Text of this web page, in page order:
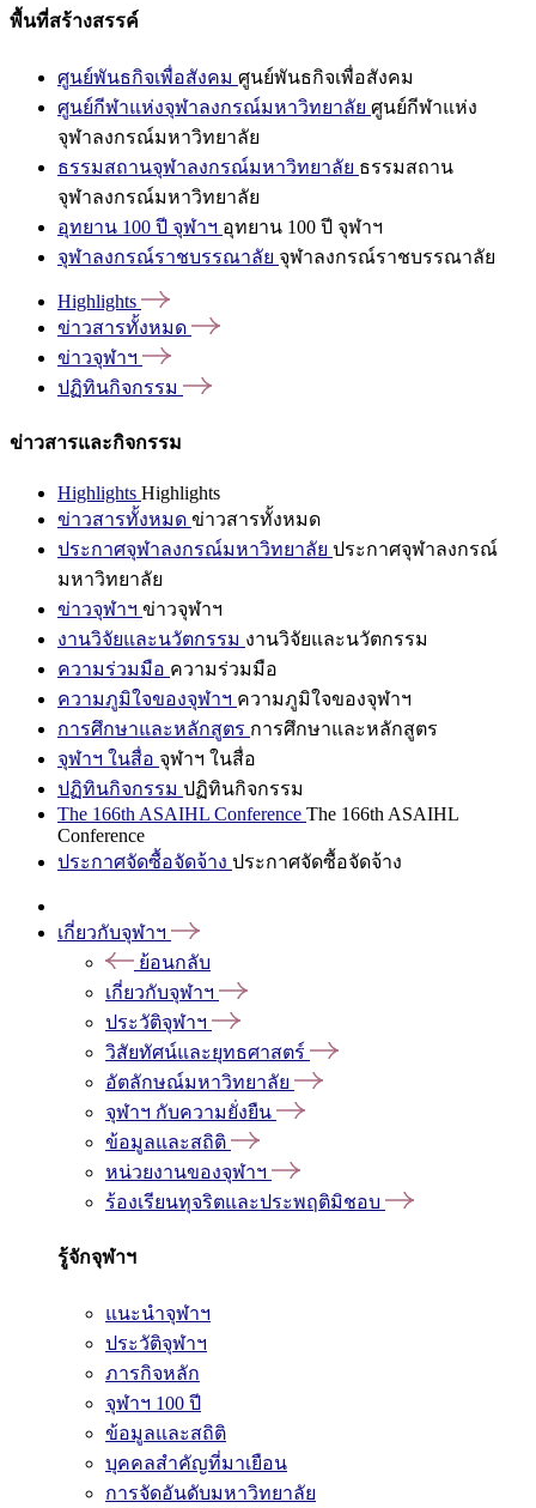
พื้นที่สร้างสรรค์
ศูนย์พันธกิจเพื่อสังคม ศูนย์พันธกิจเพื่อสังคม
ศูนย์กีฬาแห่งจุฬาลงกรณ์มหาวิทยาลัย ศูนย์กีฬาแห่ง
จุฬาลงกรณ์มหาวิทยาลัย
ธรรมสถานจุฬาลงกรณ์มหาวิทยาลัย ธรรมสถาน
จุฬาลงกรณ์มหาวิทยาลัย
อุทยาน 100 ปี จุฬาฯ อุทยาน 100 ปี จุฬาฯ
จุฬาลงกรณ์ราชบรรณาลัย จุฬาลงกรณ์ราชบรรณาลัย
Highlights
ข่าวสารทั้งหมด
ข่าวจุฬาฯ
ปฏิทินกิจกรรม
ข่าวสารและกิจกรรม
Highlights Highlights
ข่าวสารทั้งหมด ข่าวสารทั้งหมด
ประกาศจุฬาลงกรณ์มหาวิทยาลัย ประกาศจุฬาลงกรณ์
มหาวิทยาลัย
ข่าวจุฬาฯ ข่าวจุฬาฯ
งานวิจัยและนวัตกรรม งานวิจัยและนวัตกรรม
ความร่วมมือ ความร่วมมือ
ความภูมิใจของจุฬาฯ ความภูมิใจของจุฬาฯ
การศึกษาและหลักสูตร การศึกษาและหลักสูตร
จุฬาฯ ในสื่อ จุฬาฯ ในสื่อ
ปฏิทินกิจกรรม ปฏิทินกิจกรรม
The 166th ASAIHL Conference The 166th ASAIHL
Conference
ประกาศจัดซื้อจัดจ้าง ประกาศจัดซื้อจัดจ้าง
เกี่ยวกับจุฬาฯ
ย้อนกลับ
เกี่ยวกับจุฬาฯ
ประวัติจุฬาฯ
วิสัยทัศน์และยุทธศาสตร์
อัตลักษณ์มหาวิทยาลัย
จุฬาฯ กับความยั่งยืน
ข้อมูลและสถิติ
หน่วยงานของจุฬาฯ
ร้องเรียนทุจริตและประพฤติมิชอบ
รู้จักจุฬาฯ
แนะนำจุฬาฯ
ประวัติจุฬาฯ
ภารกิจหลัก
จุฬาฯ 100 ปี
ข้อมูลและสถิติ
บุคคลสำคัญที่มาเยือน
การจัดอันดับมหาวิทยาลัย